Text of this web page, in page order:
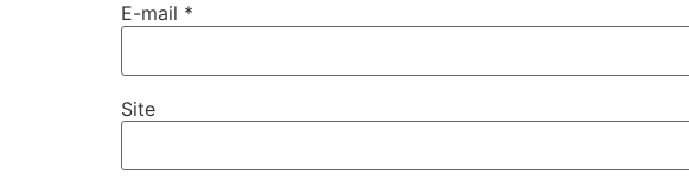
E-mail *
Site